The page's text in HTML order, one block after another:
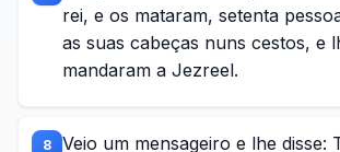
rei, e os mataram, setenta
as suas cabeças nuns cestos, e
mandaram a Jezreel.
8
Veio um mensageiro e lhe disse: